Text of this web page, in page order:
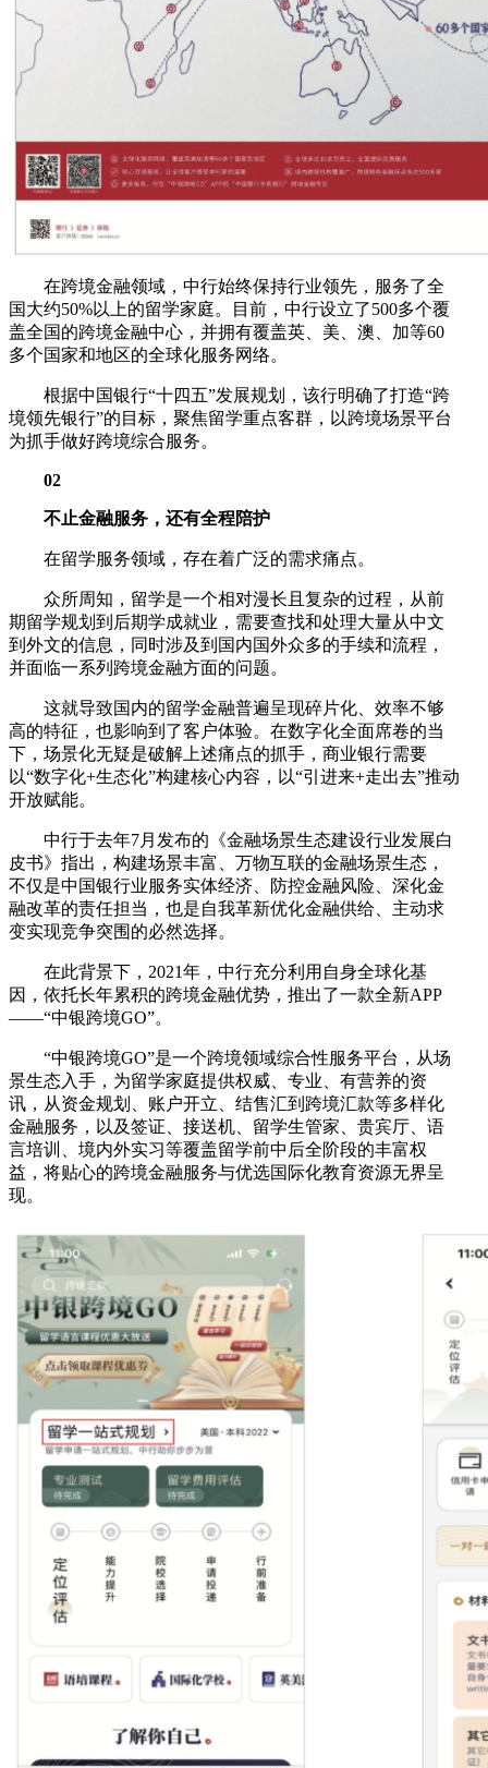
在跨境金融领域，中行始终保持行业领先，服务了全
国大约50%以上的留学家庭。目前，中行设立了500多个覆
盖全国的跨境金融中心，并拥有覆盖英、美、澳、加等60
多个国家和地区的全球化服务网络。
根据中国银行“十四五”发展规划，该行明确了打造“跨
境领先银行”的目标，聚焦留学重点客群，以跨境场景平台
为抓手做好跨境综合服务。
02
不止金融服务，还有全程陪护
在留学服务领域，存在着广泛的需求痛点。
众所周知，留学是一个相对漫长且复杂的过程，从前
期留学规划到后期学成就业，需要查找和处理大量从中文
到外文的信息，同时涉及到国内国外众多的手续和流程，
并面临一系列跨境金融方面的问题。
这就导致国内的留学金融普遍呈现碎片化、效率不够
高的特征，也影响到了客户体验。在数字化全面席卷的当
下，场景化无疑是破解上述痛点的抓手，商业银行需要
以“数字化+生态化”构建核心内容，以“引进来+走出去”推动
开放赋能。
中行于去年7月发布的《金融场景生态建设行业发展白
皮书》指出，构建场景丰富、万物互联的金融场景生态，
不仅是中国银行业服务实体经济、防控金融风险、深化金
融改革的责任担当，也是自我革新优化金融供给、主动求
变实现竞争突围的必然选择。
在此背景下，2021年，中行充分利用自身全球化基
因，依托长年累积的跨境金融优势，推出了一款全新APP
——“中银跨境GO”。
“中银跨境GO”是一个跨境领域综合性服务平台，从场
景生态入手，为留学家庭提供权威、专业、有营养的资
讯，从资金规划、账户开立、结售汇到跨境汇款等多样化
金融服务，以及签证、接送机、留学生管家、贵宾厅、语
言培训、境内外实习等覆盖留学前中后全阶段的丰富权
益，将贴心的跨境金融服务与优选国际化教育资源无界呈
现。